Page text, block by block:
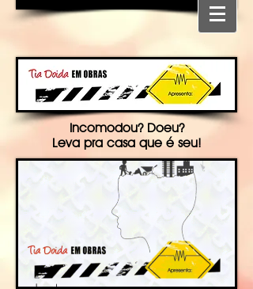
Incomodou? Doeu?
Leva pra casa que é seu!